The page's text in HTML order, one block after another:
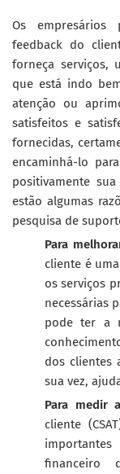
Os empresários
feedback do
forneça serviços,
que está indo
atenção ou
satisfeitos e
fornecidas,
encaminhá-lo
positivamente sua
estão algumas
pesquisa de
Para
cliente é
os serviços
necessárias
pode ter a
dos clientes
sua vez,
Para medir
cliente
financeiro